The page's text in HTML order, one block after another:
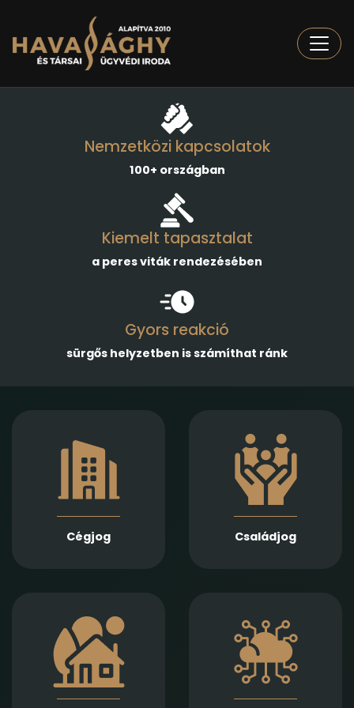
Nemzetközi kapcsolatok
100+ országban
Kiemelt tapasztalat
a peres viták rendezésében
Gyors reakció
sürgős helyzetben is számíthat ránk
Cégjog
módosításában és
átalakulásában
biztosítunk teljes körű
szolgáltatást
Jogi képviseletet
vállalunk
végelszámolás, csőd-
Családjog
megalapozott jogi
támogatást nyújtunk
házassági bontóper,
vagyonmegosztás,
tartásdíj,
gyermekelhelyezés,
szülői felügyelet,
apasági vélelem,
Ingatlan adásvétel,
ajándékozás, bérlet,
fejlesztés és
beruházási
szerződések szakértő
jogi előkészítését és
technológiai
szerződések,
adatvédelmi és
szoftverjogi kérdések,
AI -val kapcsolatos
problémák gyors és